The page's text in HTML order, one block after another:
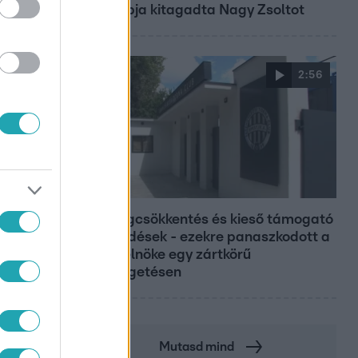
Édesapja kitagadta Nagy Zsoltot
2:56
Költségcsökkentés és kieső támogató
szerződések - ezekre panaszkodott a
Fradi elnöke egy zártkörű
beszélgetésen
Mutasd mind